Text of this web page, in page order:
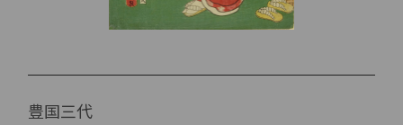
豊国三代